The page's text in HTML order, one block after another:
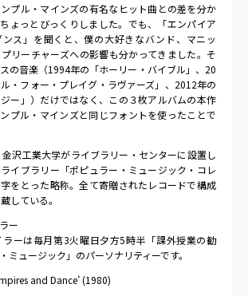
プル・マインズの有名なヒット曲との差を分か
ょっとびっくりしました。でも、「エンパイア
ス」を聞くと、僕の大好きなバンド、マニッ
リーチャーズへの影響も分かってきました。そ
の音楽（1994年の「ホーリー・バイブル」、20
・フォー・プレイグ・ラヴァーズ」、2012年の
ジー」）だけではなく、この３枚アルバムの本作
プル・マインズと同じフォントを使ったことで
金沢工業大学がライブラリー・センターに設置し
イブラリー「ポピュラー・ミュージック・コレ
をとった略称。全て寄贈されたレコードで構成
している。
ー
ーは毎月第3火曜日夕方5時半「課外授業の勧
ミュージック」のパーソナリティーです。
and Dance’ (1980)